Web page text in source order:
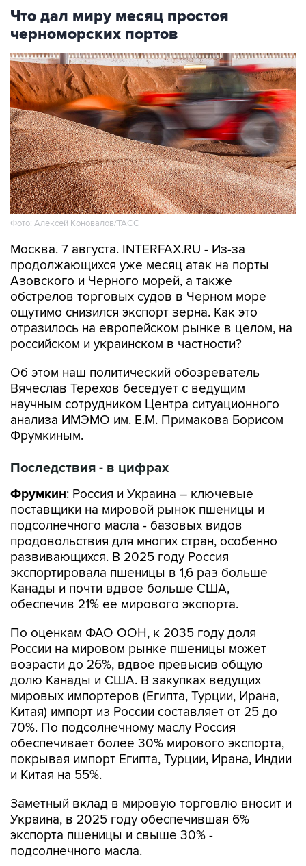
Что дал миру месяц простоя
черноморских портов
Фото: Алексей Коновалов/ТАСС
Москва. 7 августа. INTERFAX.RU - Из-за
продолжающихся уже месяц атак на порты
Азовского и Черного морей, а также
обстрелов торговых судов в Черном море
ощутимо снизился экспорт зерна. Как это
отразилось на европейском рынке в целом, на
российском и украинском в частности?
Об этом наш политический обозреватель
Вячеслав Терехов беседует с ведущим
научным сотрудником Центра ситуационного
анализа ИМЭМО им. Е.М. Примакова Борисом
Фрумкиным.
Последствия - в цифрах
Фрумкин: Россия и Украина – ключевые
поставщики на мировой рынок пшеницы и
подсолнечного масла - базовых видов
продовольствия для многих стран, особенно
развивающихся. В 2025 году Россия
экспортировала пшеницы в 1,6 раз больше
Канады и почти вдвое больше США,
обеспечив 21% ее мирового экспорта.
По оценкам ФАО ООН, к 2035 году доля
России на мировом рынке пшеницы может
возрасти до 26%, вдвое превысив общую
долю Канады и США. В закупках ведущих
мировых импортеров (Египта, Турции, Ирана,
Китая) импорт из России составляет от 25 до
70%. По подсолнечному маслу Россия
обеспечивает более 30% мирового экспорта,
покрывая импорт Египта, Турции, Ирана, Индии
и Китая на 55%.
Заметный вклад в мировую торговлю вносит и
Украина, в 2025 году обеспечившая 6%
экспорта пшеницы и свыше 30% -
подсолнечного масла.